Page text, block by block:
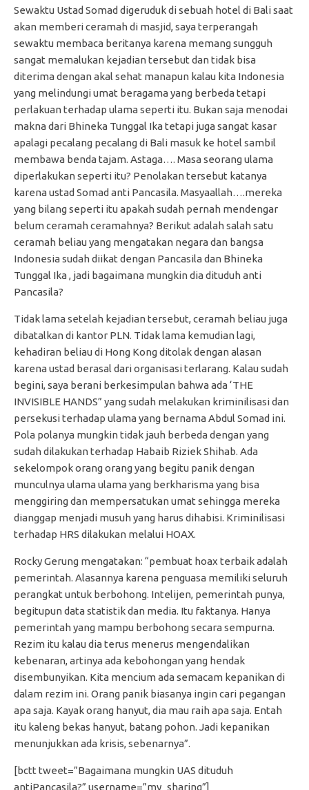
Sewaktu Ustad Somad digeruduk di sebuah hotel di Bali saat
akan memberi ceramah di masjid, saya terperangah
sewaktu membaca beritanya karena memang sungguh
sangat memalukan kejadian tersebut dan tidak bisa
diterima dengan akal sehat manapun kalau kita Indonesia
yang melindungi umat beragama yang berbeda tetapi
perlakuan terhadap ulama seperti itu. Bukan saja menodai
makna dari Bhineka Tunggal Ika tetapi juga sangat kasar
apalagi pecalang pecalang di Bali masuk ke hotel sambil
membawa benda tajam. Astaga…. Masa seorang ulama
diperlakukan seperti itu? Penolakan tersebut katanya
karena ustad Somad anti Pancasila. Masyaallah….mereka
yang bilang seperti itu apakah sudah pernah mendengar
belum ceramah ceramahnya? Berikut adalah salah satu
ceramah beliau yang mengatakan negara dan bangsa
Indonesia sudah diikat dengan Pancasila dan Bhineka
Tunggal Ika , jadi bagaimana mungkin dia dituduh anti
Pancasila?
Tidak lama setelah kejadian tersebut, ceramah beliau juga
dibatalkan di kantor PLN. Tidak lama kemudian lagi,
kehadiran beliau di Hong Kong ditolak dengan alasan
karena ustad berasal dari organisasi terlarang. Kalau sudah
begini, saya berani berkesimpulan bahwa ada ‘THE
INVISIBLE HANDS” yang sudah melakukan kriminilisasi dan
persekusi terhadap ulama yang bernama Abdul Somad ini.
Pola polanya mungkin tidak jauh berbeda dengan yang
sudah dilakukan terhadap Habaib Riziek Shihab. Ada
sekelompok orang orang yang begitu panik dengan
munculnya ulama ulama yang berkharisma yang bisa
menggiring dan mempersatukan umat sehingga mereka
dianggap menjadi musuh yang harus dihabisi. Kriminilisasi
terhadap HRS dilakukan melalui HOAX.
Rocky Gerung mengatakan: “pembuat hoax terbaik adalah
pemerintah. Alasannya karena penguasa memiliki seluruh
perangkat untuk berbohong. Intelijen, pemerintah punya,
begitupun data statistik dan media. Itu faktanya. Hanya
pemerintah yang mampu berbohong secara sempurna.
Rezim itu kalau dia terus menerus mengendalikan
kebenaran, artinya ada kebohongan yang hendak
disembunyikan. Kita mencium ada semacam kepanikan di
dalam rezim ini. Orang panik biasanya ingin cari pegangan
apa saja. Kayak orang hanyut, dia mau raih apa saja. Entah
itu kaleng bekas hanyut, batang pohon. Jadi kepanikan
menunjukkan ada krisis, sebenarnya”.
[bctt tweet=”Bagaimana mungkin UAS dituduh
antiPancasila?” username=”my_sharing”]